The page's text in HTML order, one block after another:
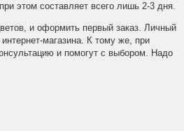
этом составляет всего лишь 2-3 дня.
и оформить первый заказ. Личный
магазина. К тому же, при
и помогут с выбором. Надо